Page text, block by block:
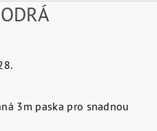
3m paska pro snadnou